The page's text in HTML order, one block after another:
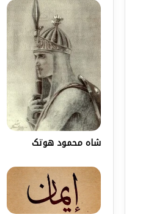
شاه محمود هوتک